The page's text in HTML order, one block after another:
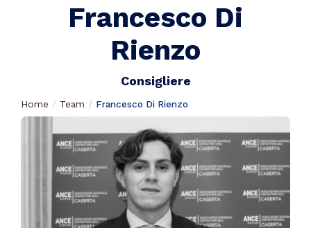
Francesco Di
Rienzo
Consigliere
Home Team Francesco Di Rienzo